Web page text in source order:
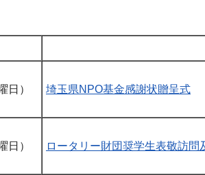
日） 埼玉県NPO基金感謝状贈呈式
日） ロータリー財団奨学生表敬訪